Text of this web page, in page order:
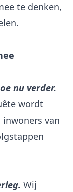
te denken,
nu verder.
wordt
van
Wij